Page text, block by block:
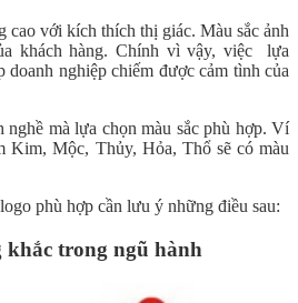
cao với kích thích thị giác. Màu sắc ảnh
khách hàng. Chính vì vậy, việc lựa
doanh nghiệp chiếm được cảm tình của
nghề mà lựa chọn màu sắc phù hợp. Ví
Kim, Mộc, Thủy, Hỏa, Thổ sẽ có màu
phù hợp cần lưu ý những điều sau:
trong ngũ hành